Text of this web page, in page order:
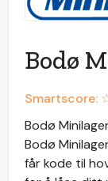
Bodø
Smartscore:
Bodø
Bodø
får kode til